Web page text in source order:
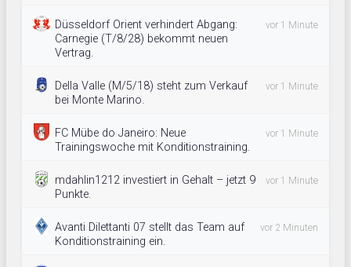
Düsseldorf Orient verhindert Abgang:
Carnegie (T/8/28) bekommt neuen
Vertrag.
vor 1 Minute
Della Valle (M/5/18) steht zum Verkauf
bei Monte Marino.
vor 1 Minute
FC Mübe do Janeiro: Neue
Trainingswoche mit Konditionstraining.
vor 1 Minute
mdahlin1212 investiert in Gehalt – jetzt 9
Punkte.
vor 1 Minute
Avanti Dilettanti 07 stellt das Team auf
Konditionstraining ein.
vor 2 Minuten